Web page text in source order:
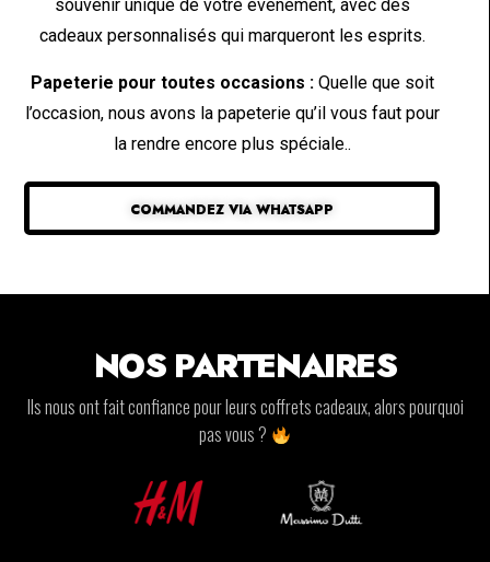
souvenir unique de votre événement, avec des
cadeaux personnalisés qui marqueront les esprits.
Papeterie pour toutes occasions :Quelle que soit
l’occasion, nous avons la papeterie qu’il vous faut pour
la rendre encore plus spéciale..
COMMANDEZ VIA WHATSAPP
NOS PARTENAIRES
Ils nous ont fait confiance pour leurs coffrets cadeaux, alors pourquoi
pas vous ?